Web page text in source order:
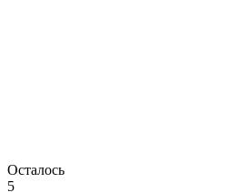
Осталось
5